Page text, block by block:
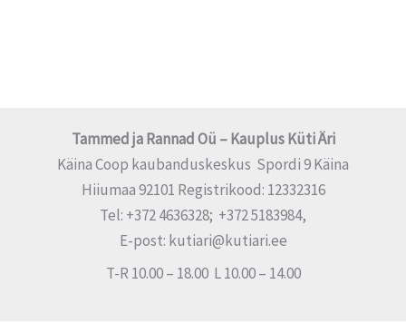
Tammed ja Rannad Oü – Kauplus Küti Äri
Käina Coop kaubanduskeskus Spordi 9 Käina
Hiiumaa 92101 Registrikood: 12332316
Tel: +372 4636328; +372 5183984,
E-post: kutiari@kutiari.ee
T-R 10.00 – 18.00 L 10.00 – 14.00